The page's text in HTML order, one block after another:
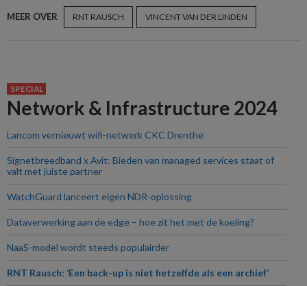
MEER OVER RNT RAUSCH VINCENT VAN DER LINDEN
SPECIAL
Network & Infrastructure 2024
Lancom vernieuwt wifi-netwerk CKC Drenthe
Signetbreedband x Avit: Bieden van managed services staat of
valt met juiste partner
WatchGuard lanceert eigen NDR-oplossing
Dataverwerking aan de edge – hoe zit het met de koeling?
NaaS-model wordt steeds populairder
RNT Rausch: ‘Een back-up is niet hetzelfde als een archief’